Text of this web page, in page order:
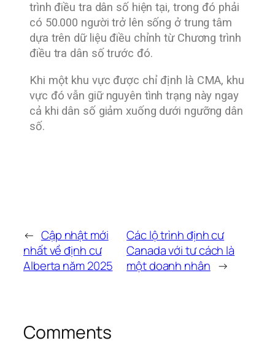
trình điều tra dân số hiện tại, trong đó phải
có 50.000 người trở lên sống ở trung tâm
dựa trên dữ liệu điều chỉnh từ Chương trình
điều tra dân số trước đó.
Khi một khu vực được chỉ định là CMA, khu
vực đó vẫn giữ nguyên tình trạng này ngay
cả khi dân số giảm xuống dưới ngưỡng dân
số.
← Cập nhật mới
nhất về định cư
Alberta năm 2025
Các lộ trình định cư
Canada với tư cách là
một doanh nhân →
Comments